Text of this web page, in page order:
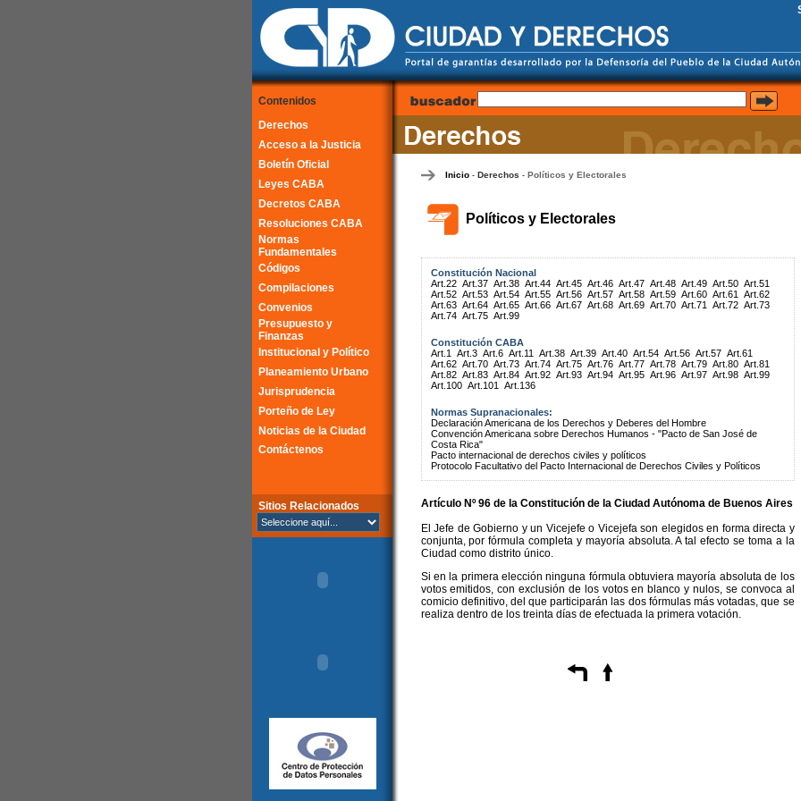
Contenidos
Derechos
Acceso a la Justicia
Boletín Oficial
Leyes CABA
Decretos CABA
Resoluciones CABA
Normas
Fundamentales
Códigos
Compilaciones
Convenios
Presupuesto y
Finanzas
Institucional y Político
Planeamiento Urbano
Jurisprudencia
Porteño de Ley
Noticias de la Ciudad
Contáctenos
Sitios Relacionados
Inicio- Derechos - Políticos y Electorales
Políticos y Electorales
Constitución Nacional
Art.22 Art.37 Art.38 Art.44 Art.45 Art.46 Art.47 Art.48 Art.49 Art.50 Art.51
Art.52 Art.53 Art.54 Art.55 Art.56 Art.57 Art.58 Art.59 Art.60 Art.61
Art.62
Art.63 Art.64 Art.65 Art.66 Art.67 Art.68 Art.69 Art.70 Art.71 Art.72 Art.73
Art.74 Art.75 Art.99
Constitución CABA
Art.1
Art.3 Art.6 Art.11 Art.38 Art.39 Art.40 Art.54 Art.56 Art.57 Art.61
Art.62 Art.70 Art.73 Art.74 Art.75 Art.76 Art.77 Art.78 Art.79 Art.80 Art.81
Art.82 Art.83 Art.84 Art.92 Art.93 Art.94 Art.95 Art.96 Art.97 Art.98 Art.99
Art.100 Art.101 Art.136
Normas Supranacionales:
Declaración Americana de los Derechos y Deberes del Hombre
Convención Americana sobre Derechos Humanos - "Pacto de San José de
Costa Rica"
Pacto internacional de derechos civiles y políticos
Protocolo Facultativo del Pacto Internacional de Derechos Civiles y Políticos
Artículo Nº 96 de la Constituciónde la Ciudad Autónoma de Buenos Aires
El Jefe de Gobierno y un Vicejefe o Vicejefa son elegidos en forma directa y
conjunta, por fórmula completa y mayoría absoluta. A tal efecto se toma a la
Ciudad como distrito único.
Si en la primera elección ninguna fórmula obtuviera mayoría absoluta de los
votos emitidos, con exclusión de los votos en blanco y nulos, se convoca al
comicio definitivo, del que participarán las dos fórmulas más votadas, que se
realiza dentro de los treinta días de efectuada la primera votación.